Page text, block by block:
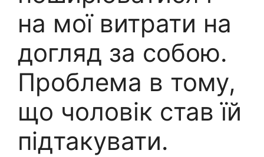
на мої витрати на
догляд за собою.
Проблема в тому,
що чоловік став їй
підтакувати.